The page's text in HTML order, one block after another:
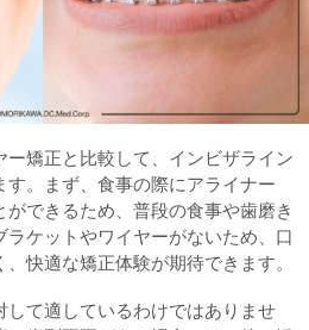
矯正と比較して、インビザライン
。まず、食事の際にアライナー
ができるため、普段の食事や歯磨き
ケットやワイヤーがないため、口
快適な矯正体験が期待できます。
て適しているわけではありませ